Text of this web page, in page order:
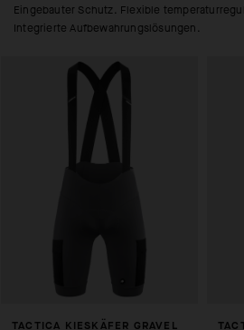
Eingebauter Schutz. Flexible
Integrierte Aufbewahrungslösungen.
TACTICA KIESKÄFER GRAVEL